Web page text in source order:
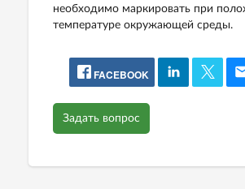
необходимо маркировать при
температуре окружающей среды.
FACEBOOK
Задать вопрос